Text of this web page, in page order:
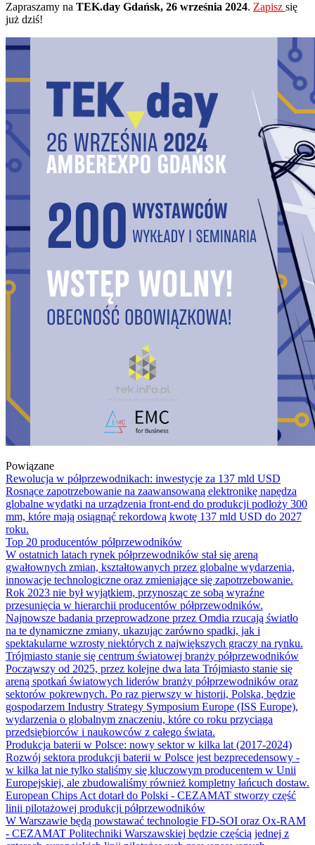
Zapraszamy na TEK.day Gdańsk, 26 września 2024. Zapisz się
już dziś!
Powiązane
Rewolucja w półprzewodnikach: inwestycje za 137 mld USD
Rosnące zapotrzebowanie na zaawansowaną elektronikę napędza
globalne wydatki na urządzenia front-end do produkcji podłoży 300
mm, które mają osiągnąć rekordową kwotę 137 mld USD do 2027
roku.
Top 20 producentów półprzewodników
W ostatnich latach rynek półprzewodników stał się areną
gwałtownych zmian, kształtowanych przez globalne wydarzenia,
innowacje technologiczne oraz zmieniające się zapotrzebowanie.
Rok 2023 nie był wyjątkiem, przynosząc ze sobą wyraźne
przesunięcia w hierarchii producentów półprzewodników.
Najnowsze badania przeprowadzone przez Omdia rzucają światło
na te dynamiczne zmiany, ukazując zarówno spadki, jak i
spektakularne wzrosty niektórych z największych graczy na rynku.
Trójmiasto stanie się centrum światowej branży półprzewodników
Począwszy od 2025, przez kolejne dwa lata Trójmiasto stanie się
areną spotkań światowych liderów branży półprzewodników oraz
sektorów pokrewnych. Po raz pierwszy w historii, Polska, będzie
gospodarzem Industry Strategy Symposium Europe (ISS Europe),
wydarzenia o globalnym znaczeniu, które co roku przyciąga
przedsiębiorców i naukowców z całego świata.
Produkcja baterii w Polsce: nowy sektor w kilka lat (2017-2024)
Rozwój sektora produkcji baterii w Polsce jest bezprecedensowy -
w kilka lat nie tylko staliśmy się kluczowym producentem w Unii
Europejskiej, ale zbudowaliśmy również kompletny łańcuch dostaw.
European Chips Act dotarł do Polski - CEZAMAT stworzy część
linii pilotażowej produkcji półprzewodników
W Warszawie będą powstawać technologie FD-SOI oraz Ox-RAM
- CEZAMAT Politechniki Warszawskiej będzie częścią jednej z